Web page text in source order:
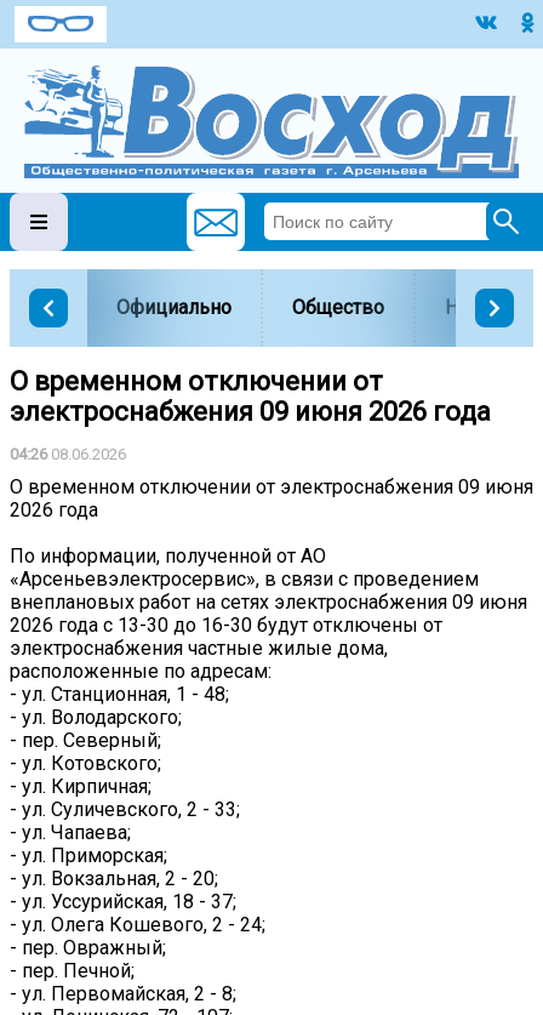
Официально Общество Наука и
️О временном отключении от
электроснабжения 09 июня 2026 года
04:2608.06.2026
️О временном отключении от электроснабжения 09 июня
2026 года
По информации, полученной от АО
«Арсеньевэлектросервис», в связи с проведением
внеплановых работ на сетях электроснабжения 09 июня
2026 года с 13-30 до 16-30 будут отключены от
электроснабжения частные жилые дома,
расположенные по адресам:
- ул. Станционная, 1 - 48;
- ул. Володарского;
- пер. Северный;
- ул. Котовского;
- ул. Кирпичная;
- ул. Суличевского, 2 - 33;
- ул. Чапаева;
- ул. Приморская;
- ул. Вокзальная, 2 - 20;
- ул. Уссурийская, 18 - 37;
- ул. Олега Кошевого, 2 - 24;
- пер. Овражный;
- пер. Печной;
- ул. Первомайская, 2 - 8;